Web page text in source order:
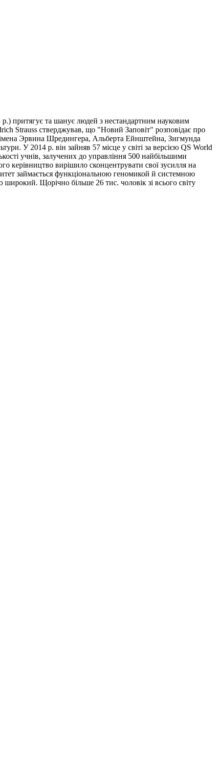
притягує та шанує людей з нестандартним науковим
Strauss стверджував, що "Новий Заповіт" розповідає про
імена Эрвина Шредингера, Альберта Ейнштейна, Зигмунда
У 2014 р. він зайняв 57 місце у світі за версією QS World
учнів, залучених до управління 500 найбільшими
керівництво вирішило сконцентрувати свої зусилля на
займається функціональною геномикой й системною
широкий. Щорічно більше 26 тис. чоловік зі всього світу